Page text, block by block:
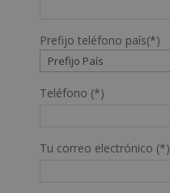
Prefijo teléfono país(*)
Teléfono (*)
Tu correo electrónico (*)